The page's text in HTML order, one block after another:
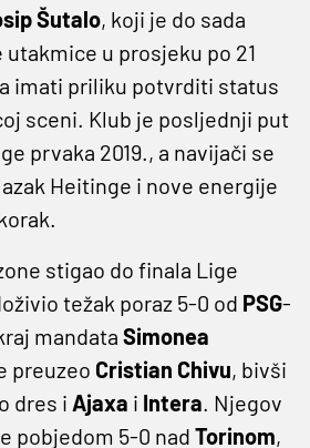
Šutalo, koji je do sada
u prosjeku po 21
imati priliku potvrditi status
sceni. Klub je posljednji put
prvaka 2019., a navijači se
Heitinge i nove energije
stigao do finala Lige
težak poraz 5-0 od PSG-
mandata Simonea
preuzeo Cristian Chivu, bivši
dres i Ajaxa i Intera. Njegov
pobjedom 5-0 nad Torinom,